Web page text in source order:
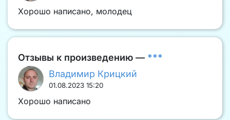
Хорошо написано, молодец
Отзывы к произведению — ***
Владимир Крицкий
01.08.2023 15:20
Хорошо написано